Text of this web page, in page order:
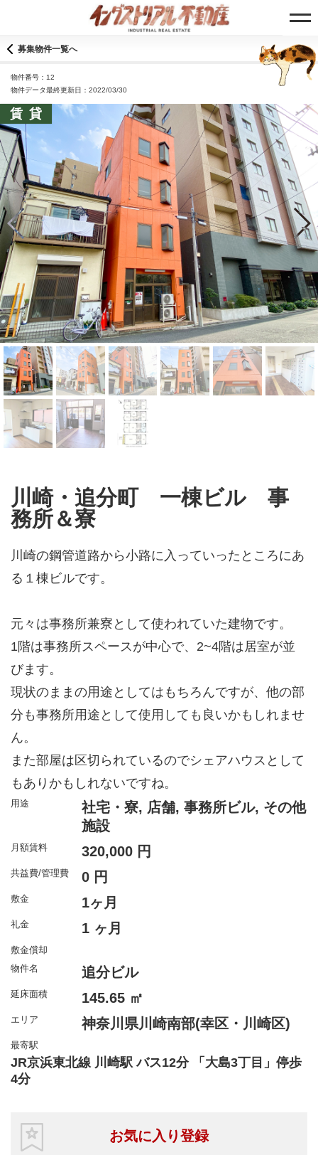
募集物件一覧へ
物件番号：12
物件データ最終更新日：2022/03/30
賃貸
川崎・追分町 一棟ビル 事
務所＆寮
川崎の鋼管道路から小路に入っていったところにあ
る１棟ビルです。
元々は事務所兼寮として使われていた建物です。
1階は事務所スペースが中心で、2~4階は居室が並
びます。
現状のままの用途としてはもちろんですが、他の部
分も事務所用途として使用しても良いかもしれませ
ん。
また部屋は区切られているのでシェアハウスとして
もありかもしれないですね。
用途
社宅・寮, 店舗, 事務所ビル, その他
施設
月額賃料 320,000 円
共益費/管理費 0 円
敷金 1ヶ月
礼金 1 ヶ月
敷金償却
物件名
追分ビル
延床面積 145.65 ㎡
エリア 神奈川県川崎南部(幸区・川崎区)
最寄駅
JR京浜東北線 川崎駅 バス12分 「大島3丁目」停歩
4分
お気に入り登録